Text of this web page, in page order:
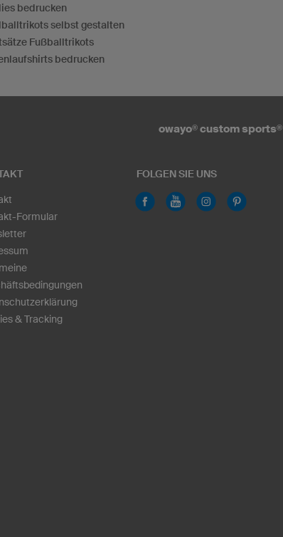
bedrucken
selbst gestalten
Fußballtrikots
bedrucken
owayo® custom sports®
Formular
& Tracking
FOLGEN SIE UNS